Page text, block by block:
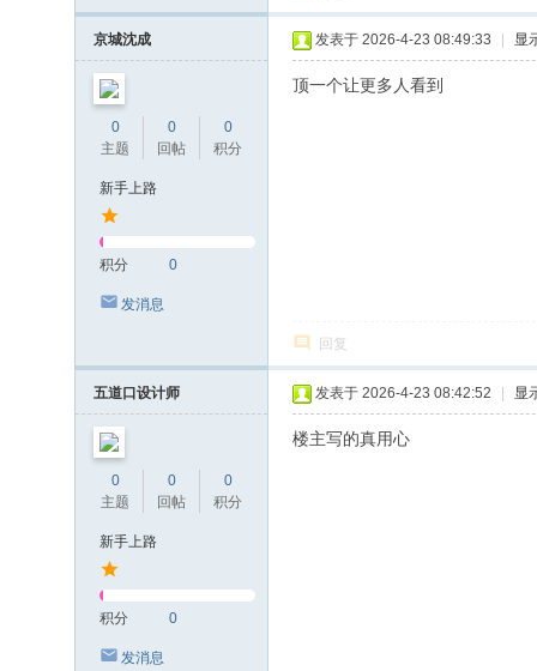
京城沈成
0
主题
0
回帖
0
积分
新手上路
积分 0
发消息
发表于 2026-4-23 08:49:33 显
顶一个让更多人看到
回复
五道口设计师
0
主题
0
回帖
0
积分
新手上路
积分 0
发消息
发表于 2026-4-23 08:42:52 显
楼主写的真用心